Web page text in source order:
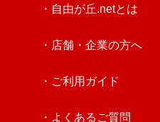
・自由が丘.netとは
・店舗・企業の方へ
・ご利用ガイド
・よくあるご質問